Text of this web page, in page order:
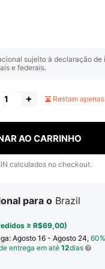
sujeito à declaração de
e federais.
Restam
AO CARRINHO
calculados no checkout.
para o Brazil
≥ R$69,00)
Agosto 16 - Agosto 24,
entrega em até12dias